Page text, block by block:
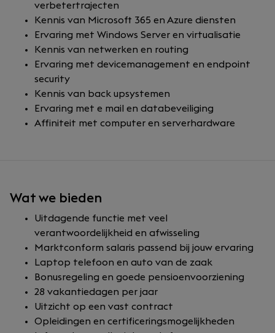
verbetertrajecten
Kennis van Microsoft 365 en Azure diensten
Ervaring met Windows Server en virtualisatie
Kennis van netwerken en routing
Ervaring met devicemanagement en endpoint
security
Kennis van back upsystemen
Ervaring met e mail en databeveiliging
Affiniteit met computer en serverhardware
Wat we bieden
Uitdagende functie met veel
verantwoordelijkheid en afwisseling
Marktconform salaris passend bij jouw ervaring
Laptop telefoon en auto van de zaak
Bonusregeling en goede pensioenvoorziening
28 vakantiedagen per jaar
Uitzicht op een vast contract
Opleidingen en certificeringsmogelijkheden